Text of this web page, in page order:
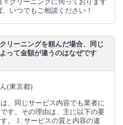
クリーニングに伺っております
いつでもご相談ください！
リーニングを頼んだ場合、同じ
って金額が違うのはなぜです
(東京都)
、同じサービス内容でも業者に
す。その理由は、主に以下の要
。 1. サービスの質と内容の違